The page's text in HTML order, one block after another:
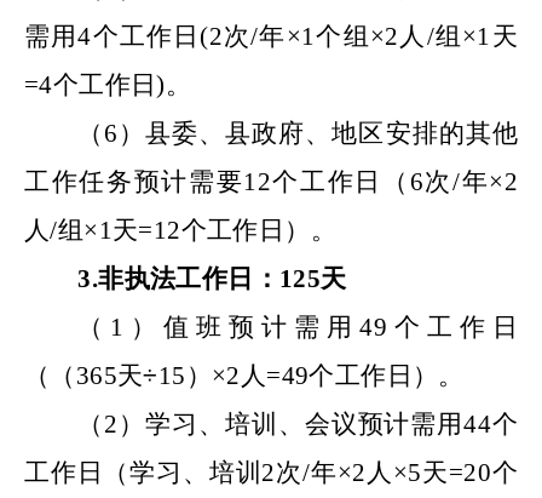
需用4个工作日 (2次/年×1 个组 ×2 人 /组×1 天
=4个工作日)。
（ 6）县委、县政府、地区安排的其他
工作任务预计需要12个工作日（ 6次/年×2
人/组× 1天=12个工作日）。
3.非执法工作日： 125天
（ 1）值班预计需用49 个工作日
（
（ 365天÷15） ×2 人 =49个工作日）。
（ 2）学习、培训、会议预计需用44个
工作日（学习、培训 2次/年×2 人 ×5天=20个